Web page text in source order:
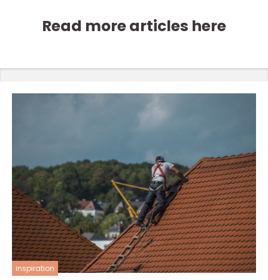
Read more articles here
inspiration